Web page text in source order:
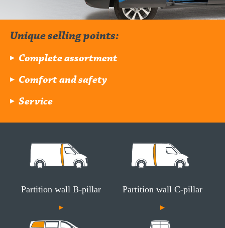
Unique selling points:
Complete assortment
Comfort and safety
Service
Partition wall B-pillar Partition wall C-pillar